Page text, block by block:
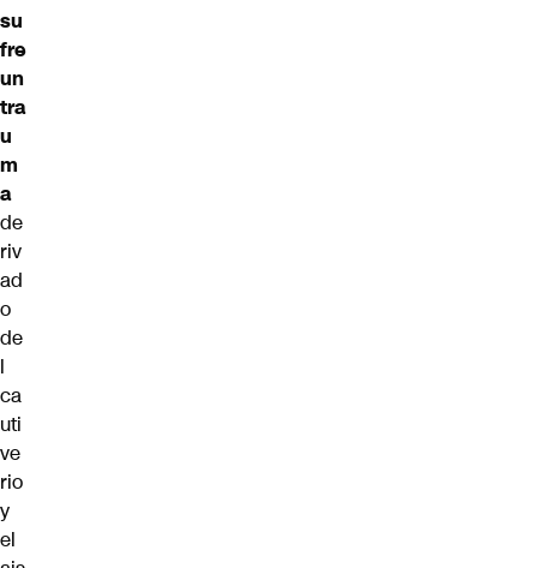
su
fre
un
tra
u
m
a
de
riv
ad
o
de
l
ca
uti
ve
rio
y
el